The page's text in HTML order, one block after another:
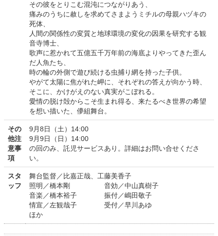
その彼をとりこむ混沌につながりあう、
痛みのうちに赦しを求めてさまようミチルの母親ハヅキの
死体、
人間の関係性の変質と地球環境の変化の因果を研究する観
音寺博士、
歌声に惹かれて五億五千万年前の海底よりやってきた歪ん
だ人魚たち、
時の輪の外側で遊び続ける虫捕り網を持った子供。
やがて太陽に焦がれた岬に、それぞれの答えが向かう時、
そこに、かけがえのない真実がこぼれる。
愛情の脱け殻からこそ生まれ得る、来たるべき世界の希望
を想い描いた、儚組舞台。
その
他注
意事
項
9月8日（土）14:00
9月9日（日）14:00
の回のみ、託児サービスあり。詳細はお問い合せくださ
い。
スタ
ッフ
舞台監督／比嘉正哉、工藤美香子
照明／橋本剛 音効／中山真樹子
音楽／橋本裕子 振付／嶋田敬子
情宣／左観哉子 受付／早川あゆ
ほか